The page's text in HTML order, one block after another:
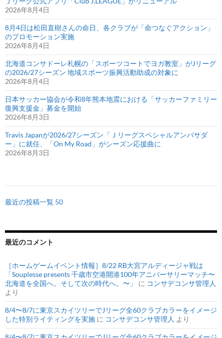
2026年8月4日
8月4日は松田直樹さんの命日、各クラブが「命つなぐアクション」
のプロモーション実施
2026年8月4日
北海道コンサドーレ札幌の「スポーツコートでヨガ教室」がJリーグ
の2026/27シーズン 地域スポーツ振興活動助成の対象に
2026年8月4日
日本サッカー協会が令和8年熊本地震における「サッカーファミリー
復興支援金」募金を開始
2026年8月3日
Travis Japanが2026/27シーズン「Ｊリーグスペシャルアンバサダ
ー」に就任、「On My Road」がシーズン応援曲に
2026年8月3日
最近の投稿一覧 50
最近のコメント
［ホームゲームイベント情報］8/22 RB大宮アルディージャ戦は
「Souplesse presents 千歳市空港開港100年アニバーサリーマッチ〜
北海道を全国へ。そして次の時代へ。〜」
に コンサデコンサ管理人
より
8/4〜8/7に東京スカイツリーでJリーグ全60クラブカラーをイメージ
した特別ライティングを実施 に コンサデコンサ管理人 より